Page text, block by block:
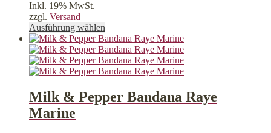
Inkl. 19% MwSt.
zzgl. Versand
Ausführung wählen
Produkt
weist
mehrere
Varianten
Optionen
Milk & Pepper Bandana Raye
Marine